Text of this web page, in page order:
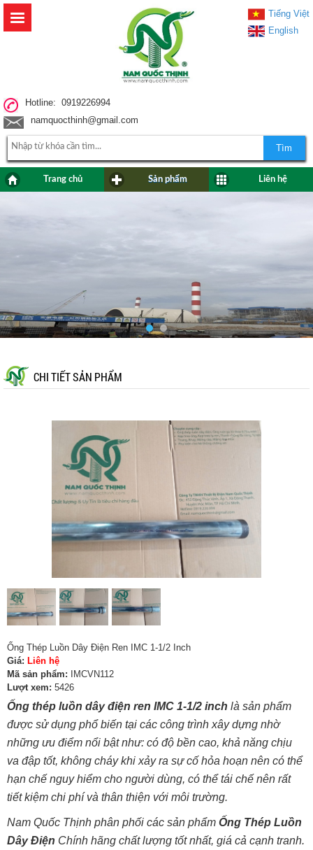
Hotline: 0919226994
namquocthinh@gmail.com
Tiếng Việt
English
Tìm
Trang chủ Sản phẩm Liên hệ
CHI TIẾT SẢN PHẨM
Ống Thép Luồn Dây Điện Ren IMC 1-1/2 Inch
Giá: Liên hệ
Mã sản phẩm: IMCVN112
Lượt xem: 5426
Ống thép luồn dây điện ren IMC 1-1/2 inch là sản phẩm
được sử dụng phổ biến tại các công trình xây dựng nhờ
những ưu điểm nổi bật như: có độ bền cao, khả năng chịu
va đập tốt, không cháy khi xảy ra sự cố hỏa hoạn nên có thể
hạn chế nguy hiểm cho người dùng, có thể tái chế nên rất
tiết kiệm chi phí và thân thiện với môi trường.
Nam Quốc Thịnh phân phối các sản phẩm Ống Thép Luồn
Dây Điện Chính hãng chất lượng tốt nhất, giá cả cạnh tranh.